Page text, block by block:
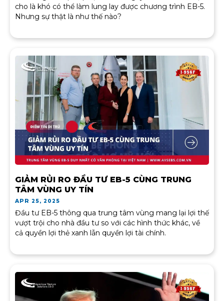
cho là khó có thể làm lung lay được chương trình EB-5.
Nhưng sự thật là như thế nào?
GIẢM RỦI RO ĐẦU TƯ EB-5 CÙNG TRUNG
TÂM VÙNG UY TÍN
APR 25, 2025
Đầu tư EB-5 thông qua trung tâm vùng mang lại lợi thế
vượt trội cho nhà đầu tư so với các hình thức khác, về
cả quyền lợi thẻ xanh lẫn quyền lợi tài chính.